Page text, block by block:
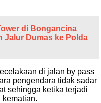
di Bongancina
Jalur Dumas ke Polda
di jalan by pass
pengendara tidak sadar
sehingga ketika terjadi
kematian.